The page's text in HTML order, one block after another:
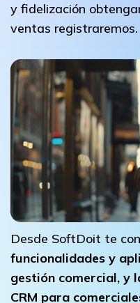
y fidelización
ventas registraremos.
Desde SoftDoit te
funcionalidades y
gestión comercial, y
CRM para